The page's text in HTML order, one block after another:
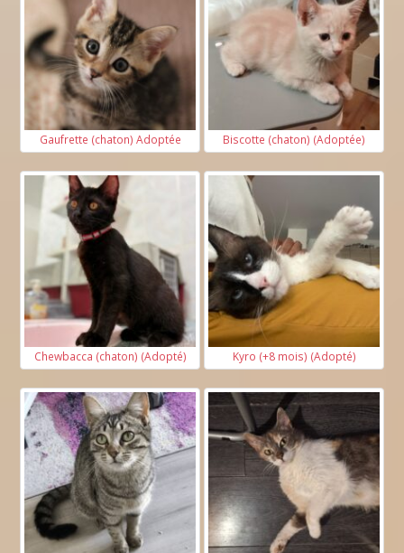
Gaufrette (chaton) Adoptée Biscotte (chaton) (Adoptée)
Chewbacca (chaton) (Adopté) Kyro (+8 mois) (Adopté)